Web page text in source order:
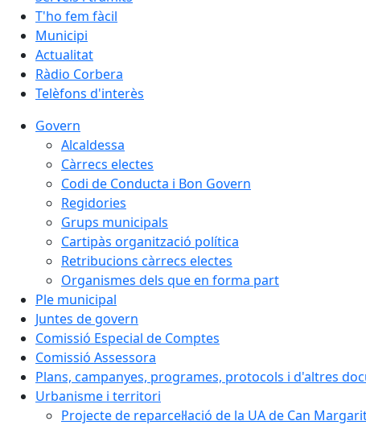
T'ho fem fàcil
Municipi
Actualitat
Ràdio Corbera
Telèfons d'interès
Govern
Alcaldessa
Càrrecs electes
Codi de Conducta i Bon Govern
Regidories
Grups municipals
Cartipàs organització política
Retribucions càrrecs electes
Organismes dels que en forma part
Ple municipal
Juntes de govern
Comissió Especial de Comptes
Comissió Assessora
Plans, campanyes, programes, protocols i d'altres
Urbanisme i territori
Projecte de reparcel·lació de la UA de Can